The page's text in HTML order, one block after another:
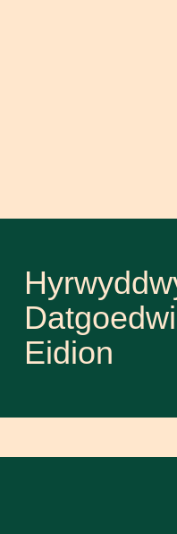
Eidion